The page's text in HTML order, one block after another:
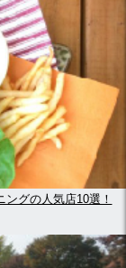
グの人気店10選！